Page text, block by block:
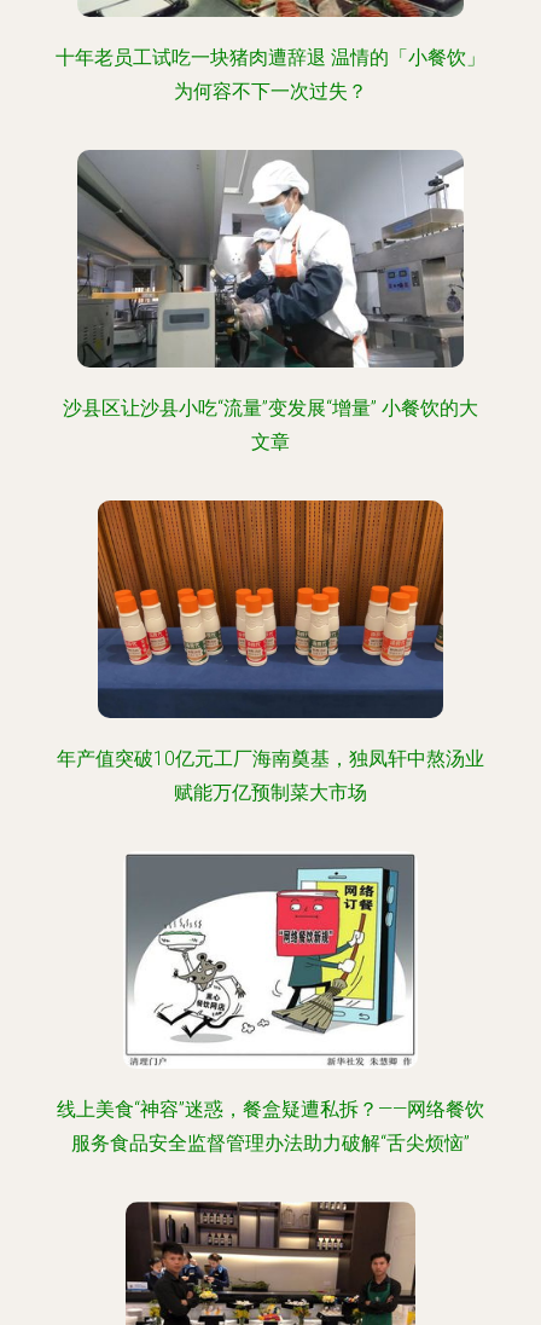
十年老员工试吃一块猪肉遭辞退 温情的「小餐饮」
为何容不下一次过失？
沙县区让沙县小吃“流量”变发展“增量” 小餐饮的大
文章
年产值突破10亿元工厂海南奠基，独凤轩中熬汤业
赋能万亿预制菜大市场
线上美食“神容”迷惑，餐盒疑遭私拆？——网络餐饮
服务食品安全监督管理办法助力破解“舌尖烦恼”